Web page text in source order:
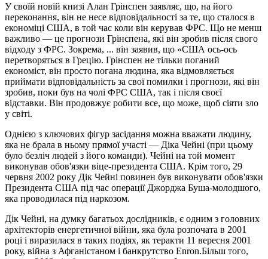
У своїй новій книзі Алан Грінспен заявляє, що, на його
переконання, він не несе відповідальності за те, що сталося в
економіці США, в той час коли він керував ФРС. Що не менш
важливо — це прогнози Грінспена, які він зробив після свого
відходу з ФРС. Зокрема, ... він заявив, що «США ось-ось
перетворяться в Грецію. Грінспен не тільки поганий
економіст, він просто погана людина, яка відмовляється
приймати відповідальність за свої помилки і прогнози, які він
зробив, поки був на чолі ФРС США, так і після своєї
відставки. Він продовжує робити все, що може, щоб сіяти зло
у світі.
Однією з ключових фігур засідання можна вважати людину,
яка не брала в ньому прямої участі — Діка Чейні (при цьому
було безліч людей з його команди). Чейні на той момент
виконував обов'язки віце-президента США. Крім того, 29
червня 2002 року Дік Чейні повинен був виконувати обов'язки
Президента США під час операції Джорджа Буша-молодшого,
яка проводилася під наркозом.
Дік Чейні, на думку багатьох дослідників, є одним з головних
архітекторів енергетичної війни, яка була розпочата в 2001
році і виразилася в таких подіях, як теракти 11 вересня 2001
року, війна з Афганістаном і банкрутство Enron.Більш того,